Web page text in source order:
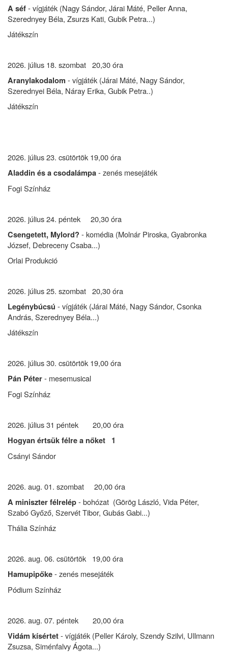
A séf- vígjáték (Nagy Sándor, Járai Máté, Peller Anna,
Szerednyey Béla, Zsurzs Kati, Gubik Petra...)
Játékszín
2026. július 18. szombat 20,30 óra
Aranylakodalom - vígjáték (Járai Máté, Nagy Sándor,
Szerednyei Béla, Náray Erika, Gubik Petra..)
Játékszín
2026. július 23. csütörtök 19,00 óra
Aladdin és a csodalámpa- zenés mesejáték
Fogi Színház
2026. július 24. péntek 20,30 óra
Csengetett, Mylord? - komédia (Molnár Piroska, Gyabronka
József, Debreceny Csaba...)
Orlai Produkció
2026. július 25. szombat 20,30 óra
Legénybúcsú - vígjáték (Járai Máté, Nagy Sándor, Csonka
András, Szerednyey Béla...)
Játékszín
2026. július 30. csütörtök 19,00 óra
Pán Péter- mesemusical
Fogi Színház
2026. július 31 péntek 20,00 óra
Hogyan értsük félre a nőket 1
Csányi Sándor
2026. aug. 01. szombat 20,00 óra
A miniszter félrelép- bohózat (Görög László, Vida Péter,
Szabó Győző, Szervét Tibor, Gubás Gabi...)
Thália Színház
2026. aug. 06. csütörtök 19,00 óra
Hamupipőke- zenés mesejáték
Pódium Színház
2026. aug. 07. péntek 20,00 óra
Vidám kísértet- vígjáték (Peller Károly, Szendy Szilvi, Ullmann
Zsuzsa, Siménfalvy Ágota...)